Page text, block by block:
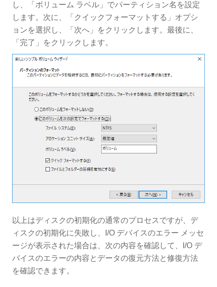
し、「ボリューム ラベル」でパーティション名を設定
します。次に、「クイックフォーマットする」オプシ
ョンを選択し、「次へ」をクリックします。最後に、
「完了」をクリックします。
以上はディスクの初期化の通常のプロセスですが、デ
ィスクの初期化に失敗し、I/O デバイスのエラー メッセ
ージが表示された場合は、次の内容を確認して、I/O デ
バイスのエラーの内容とデータの復元方法と修復方法
を確認できます。